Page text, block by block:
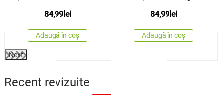
84,99 lei
Adaugă în coș
84,99 lei
Adaugă în coș
Next
Recent revizuite